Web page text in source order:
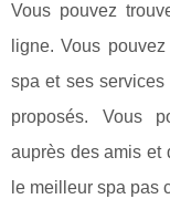
Vous pouvez
ligne. Vous
spa et ses
proposés. Vous
auprès des amis et
le meilleur spa pas